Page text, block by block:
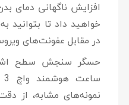
افزایش ناگهانی دمای
خواهید داد تا
در مقابل عفونت‌های
نمونه‌های مشابه، از